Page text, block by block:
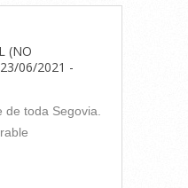
(NO
06/2021 -
toda Segovia.